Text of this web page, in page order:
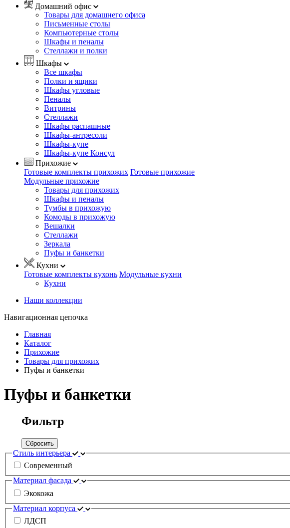
Домашний офис
Товары для домашнего офиса
Письменные столы
Компьютерные столы
Шкафы и пеналы
Стеллажи и полки
Шкафы
Все шкафы
Полки и ящики
Шкафы угловые
Пеналы
Витрины
Стеллажи
Шкафы распашные
Шкафы-антресоли
Шкафы-купе
Шкафы-купе Консул
Прихожие
Готовые комплекты прихожих Готовые прихожие
Модульные прихожие
Товары для прихожих
Шкафы и пеналы
Тумбы в прихожую
Комоды в прихожую
Вешалки
Стеллажи
Зеркала
Пуфы и банкетки
Кухни
Готовые комплекты кухонь Модульные кухни
Кухни
Наши коллекции
Навигационная цепочка
Главная
Каталог
Прихожие
Товары для прихожих
Пуфы и банкетки
Пуфы и банкетки
Фильтр
Сбросить
Стиль интерьера
Современный
Материал фасада
Экокожа
Материал корпуса
ЛДСП